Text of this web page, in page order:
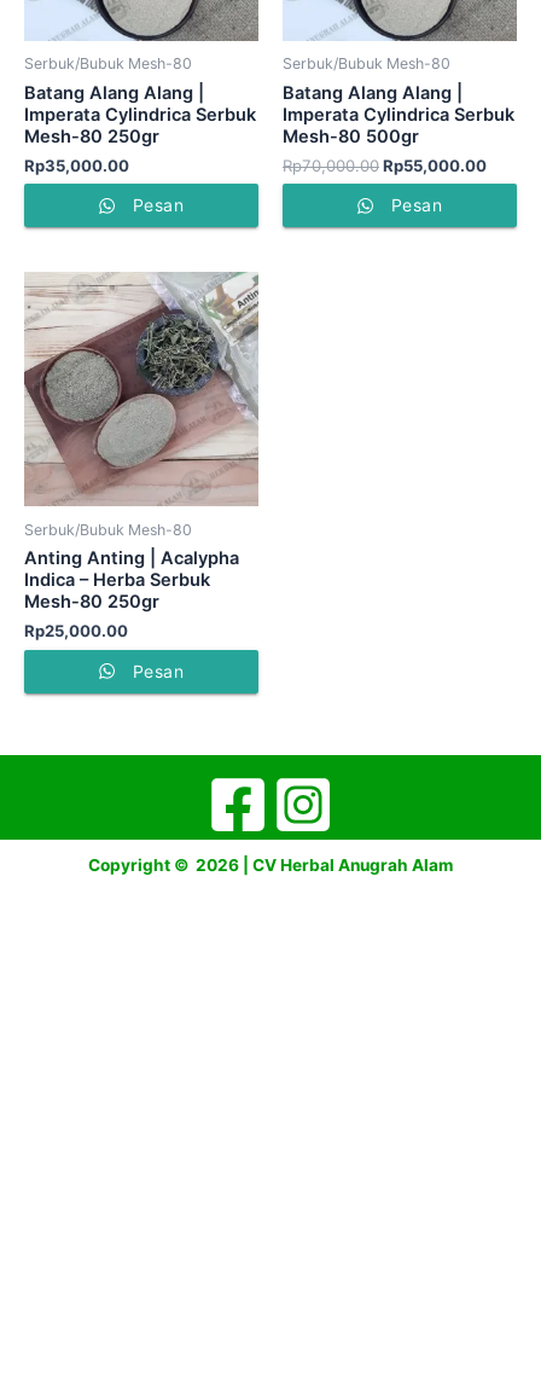
Serbuk/Bubuk Mesh-80
Batang Alang Alang |
Imperata Cylindrica Serbuk
Mesh-80 250gr
Rp35,000.00
Pesan
Serbuk/Bubuk Mesh-80
Batang Alang Alang |
Imperata Cylindrica Serbuk
Mesh-80 500gr
Rp70,000.00Rp55,000.00
Pesan
Serbuk/Bubuk Mesh-80
Anting Anting | Acalypha
Indica – Herba Serbuk
Mesh-80 250gr
Rp25,000.00
Pesan
Copyright © 2026 | CV Herbal Anugrah Alam